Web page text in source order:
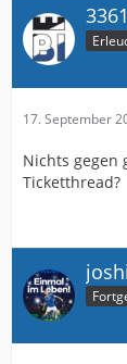
17. September
Nichts gegen
Ticketthread?